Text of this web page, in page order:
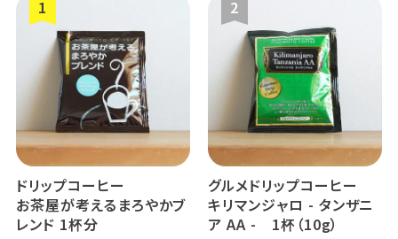
ドリップコーヒー
お茶屋が考えるまろやかブ
レンド 1杯分
グルメドリップコーヒー
キリマンジャロ - タンザニ
ア AA - 1杯（10g）